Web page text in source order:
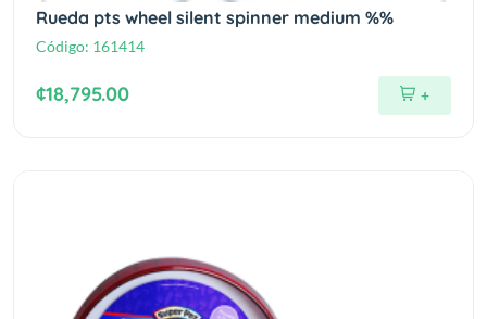
Rueda pts wheel silent spinner medium %%
Código: 161414
¢18,795.00 +